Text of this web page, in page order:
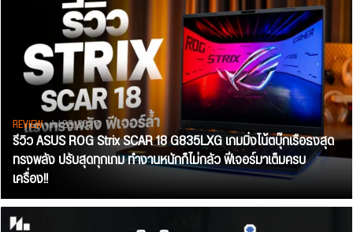
REVIEW• Jul 28, 2026
รีวิว ASUS ROG Strix SCAR 18 G835LXG เกมมิ่งโน้ตบุ๊กเรือธงสุด
ทรงพลัง ปรับสุดทุกเกม ทำงานหนักก็ไม่กลัว ฟีเจอร์มาเต็มครบ
เครื่อง!!